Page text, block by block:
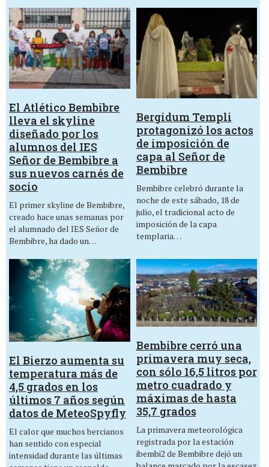
El Atlético Bembibre
lleva el skyline
diseñado por los
alumnos del IES
Señor de Bembibre a
sus nuevos carnés de
socio
El primer skyline de Bembibre,
creado hace unas semanas por
el alumnado del IES Señor de
Bembibre, ha dado un…
Bergidum Templi
protagonizó los actos
de imposición de
capa al Señor de
Bembibre
Bembibre celebró durante la
noche de este sábado, 18 de
julio, el tradicional acto de
imposición de la capa
templaria…
El Bierzo aumenta su
temperatura más de
4,5 grados en los
últimos 7 años según
datos de MeteoSpyfly
El calor que muchos bercianos
han sentido con especial
intensidad durante las últimas
Bembibre cerró una
primavera muy seca,
con sólo 16,5 litros por
metro cuadrado y
máximas de hasta
35,7 grados
La primavera meteorológica
registrada por la estación
ibembi2 de Bembibre dejó un